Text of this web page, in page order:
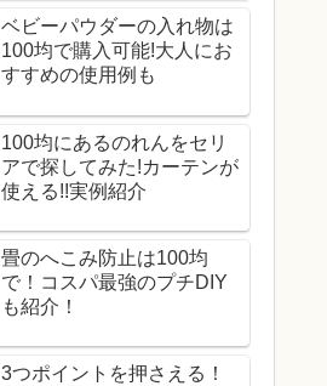
ベビーパウダーの入れ物は
100均で購入可能!大人にお
すすめの使用例も
100均にあるのれんをセリ
アで探してみた!カーテンが
使える!!実例紹介
畳のへこみ防止は100均
で！コスパ最強のプチDIY
も紹介！
3つポイントを押さえる！